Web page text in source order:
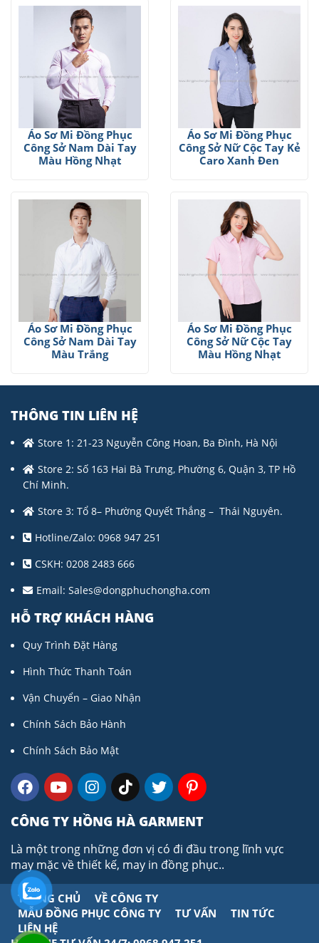
Áo Sơ Mi Đồng Phục
Công Sở Nam Dài Tay
Màu Hồng Nhạt
Áo Sơ Mi Đồng Phục
Công Sở Nữ Cộc Tay Kẻ
Caro Xanh Đen
Áo Sơ Mi Đồng Phục
Công Sở Nam Dài Tay
Màu Trắng
Áo Sơ Mi Đồng Phục
Công Sở Nữ Cộc Tay
Màu Hồng Nhạt
THÔNG TIN LIÊN HỆ
Store 1: 21-23 Nguyễn Công Hoan, Ba Đình, Hà Nội
Store 2: Số 163 Hai Bà Trưng, Phường 6, Quận 3, TP Hồ
Chí Minh.
Store 3: Tổ 8– Phường Quyết Thắng – Thái Nguyên.
Hotline/Zalo: 0968 947 251
CSKH: 0208 2483 666
Email: Sales@dongphuchongha.com
HỖ TRỢ KHÁCH HÀNG
Quy Trình Đặt Hàng
Hình Thức Thanh Toán
Vận Chuyển – Giao Nhận
Chính Sách Bảo Hành
Chính Sách Bảo Mật
CÔNG TY HỒNG HÀ GARMENT
Là một trong những đơn vị có đi đầu trong lĩnh vực
may mặc về thiết kế, may in đồng phục..
TRANG CHỦ
VỀ CÔNG TY
MẪU ĐỒNG PHỤC CÔNG TY
TƯ VẤN
TIN TỨC
LIÊN HỆ